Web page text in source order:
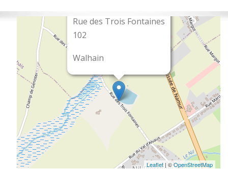
Rue des Trois Fontaines
102
Walhain
Leaflet | ©OpenStreetMap